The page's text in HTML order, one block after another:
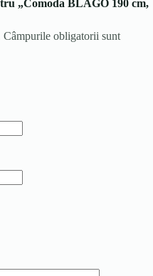
„Comoda BLAGO 190 cm,
Câmpurile obligatorii sunt